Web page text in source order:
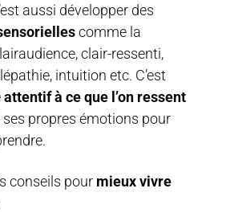
aussi développer des
comme la
clair-ressenti,
intuition etc. C’est
attentif à ce que l’on ressent
ses propres émotions pour
conseils pour mieux vivre